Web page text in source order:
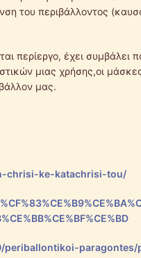
του περιβάλλοντος
περίεργο, έχει συμβάλει
μιας χρήσης,οι
μας.
chrisi-ke-katachrisi-tou/